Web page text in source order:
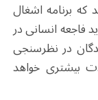
که برنامه اشغال
فاجعه انسانی در
کنندگان در نظرسنجی
بیشتری خواهد